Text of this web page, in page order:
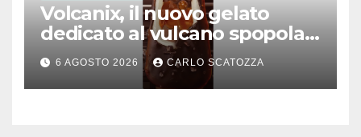
Volcanix, il nuovo gelato
dedicato al vulcano spopola,
è nato a Caivano
6 AGOSTO 2026 CARLO SCATOZZA